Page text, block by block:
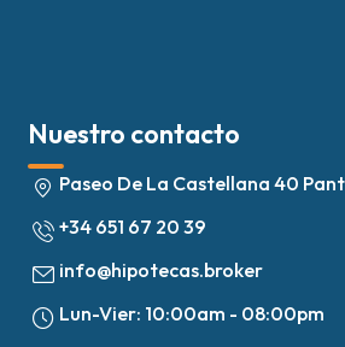
Nuestro contacto
Paseo De La Castellana 40
+34 651 67 20 39
info@hipotecas.broker
Lun-Vier: 10:00am - 08:00pm